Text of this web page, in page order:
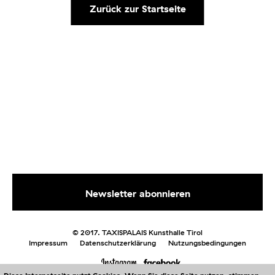
Zurück zur Startseite
© 2017. TAXISPALAIS Kunsthalle Tirol
Impressum
Datenschutzerklärung Nutzungsbedingungen